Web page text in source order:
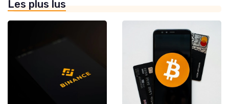
Les plus lus